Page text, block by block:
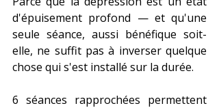
d'épuisement profond — et qu'une
seule séance, aussi bénéfique soit-
elle, ne suffit pas à inverser quelque
chose qui s'est installé sur la durée.
6 séances rapprochées permettent